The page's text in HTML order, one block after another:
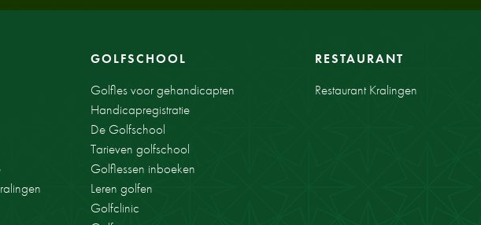
GOLFSCHOOL
Golfles voor gehandicapten
Handicapregistratie
De Golfschool
Tarieven golfschool
Golflessen inboeken
Leren golfen
Golfclinic
RESTAURANT
Restaurant Kralingen